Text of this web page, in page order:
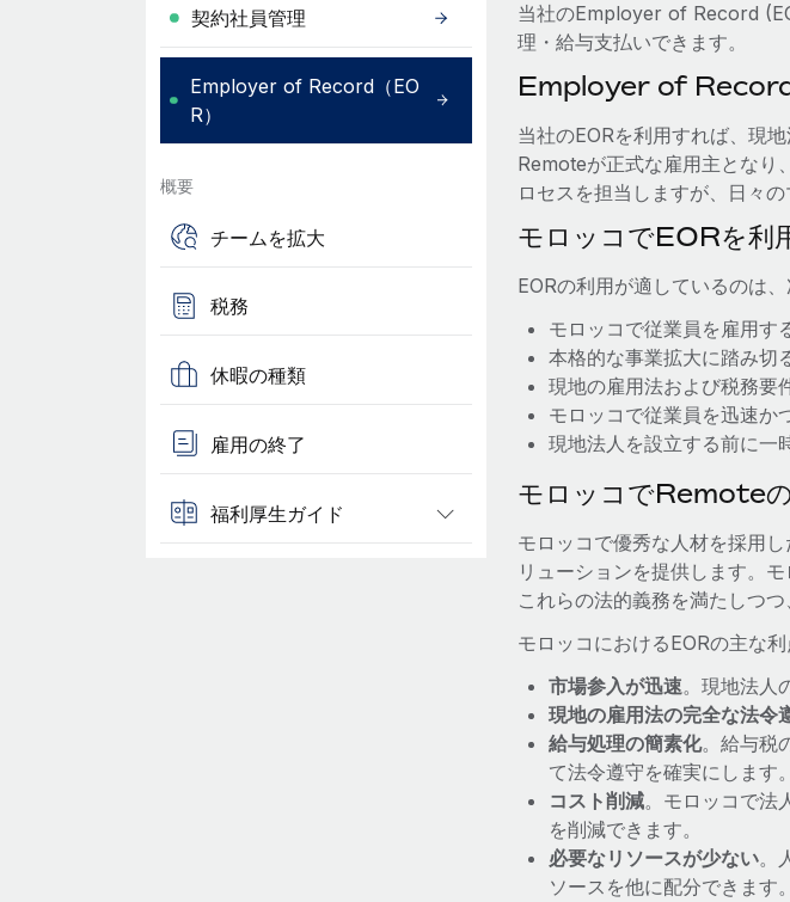
契約社員管理
Employer of Record（EO
R）
概要
チームを拡大
税務
休暇の種類
雇用の終了
福利厚生ガイド
当社のEmployer of Record
理・給与支払いできます。
Employer of Record
当社のEORを利用すれば、現
Remoteが正式な雇用主となり
ロセスを担当しますが、日々
モロッコでEORを利
EORの利用が適しているのは、
モロッコで従業員を雇用す
本格的な事業拡大に踏み切
現地の雇用法および税務要
モロッコで従業員を迅速か
現地法人を設立する前に一
モロッコでRemote
モロッコで優秀な人材を採用
リューションを提供します。
これらの法的義務を満たしつ
モロッコにおけるEORの主な利
市場参入が迅速。現地法人
現地の雇用法の完全な法令
給与処理の簡素化。給与税
て法令遵守を確実にします。
コスト削減。モロッコで法
を削減できます。
必要なリソースが少ない。
ソースを他に配分できます。